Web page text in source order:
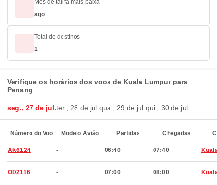
Mês de tarifa mais baixa
ago
Total de destinos
1
Verifique os horários dos voos de Kuala Lumpur para
Penang
seg., 27 de jul.ter., 28 de jul. qua., 29 de jul. qui., 30 de jul.
Número do Voo Modelo Avião Partidas Chegadas
AK6124 - 06:40 07:40
OD2116 - 07:00 08:00